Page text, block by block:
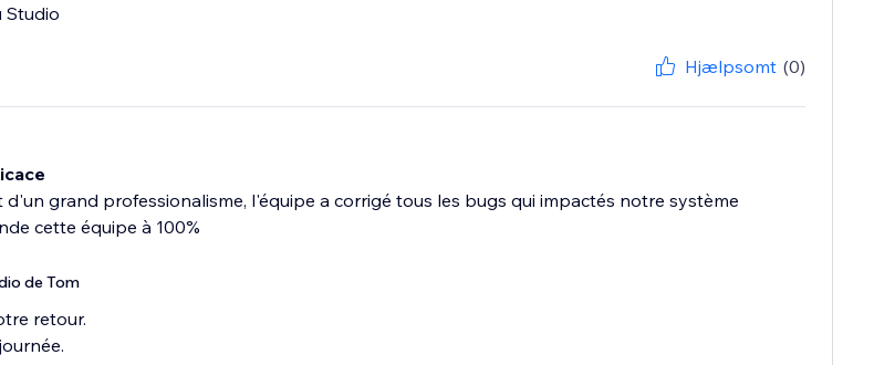
Studio
Hjælpsomt (0)
d'un grand professionalisme, l'équipe a corrigé tous les bugs qui impactés notre système
cette équipe à 100%
de Tom
retour.